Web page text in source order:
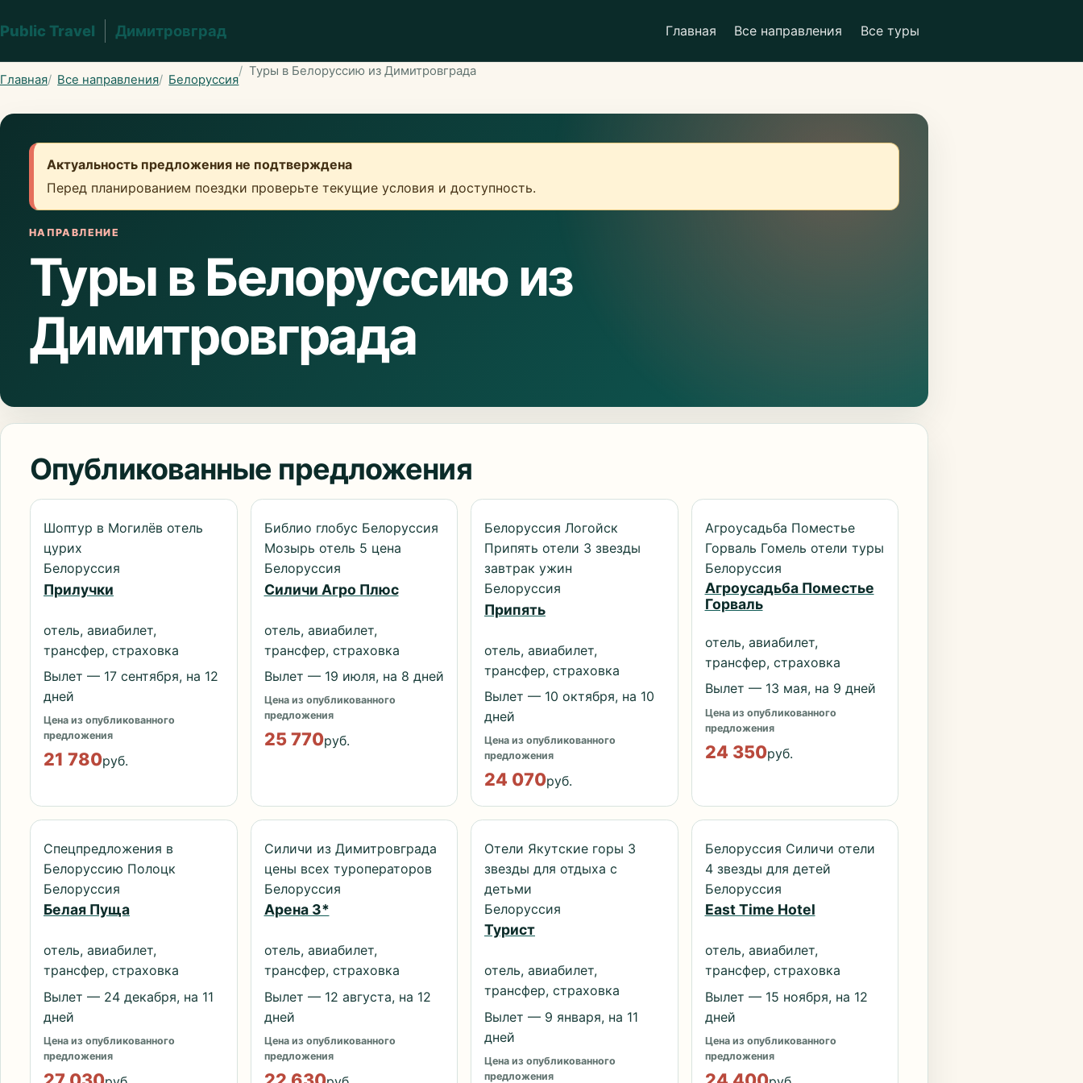
Public Travel Димитровград Главная Все направления Все туры
Главная Все направления Белоруссия
Туры в Белоруссию из Димитровграда
Актуальность предложения не подтверждена
Перед планированием поездки проверьте текущие условия и доступность.
НАПРАВЛЕНИЕ
Туры в Белоруссию из
Димитровграда
Опубликованные предложения
Шоптур в Могилёв отель
цурих
Белоруссия
Прилучки
отель, авиабилет,
трансфер, страховка
Вылет — 17 сентября, на 12
дней
Цена из опубликованного
предложения
21 780руб.
Библио глобус Белоруссия
Мозырь отель 5 цена
Белоруссия
Силичи Агро Плюс
отель, авиабилет,
трансфер, страховка
Вылет — 19 июля, на 8 дней
Цена из опубликованного
предложения
25 770руб.
Белоруссия Логойск
Припять отели 3 звезды
завтрак ужин
Белоруссия
Припять
отель, авиабилет,
трансфер, страховка
Вылет — 10 октября, на 10
дней
Цена из опубликованного
предложения
24 070руб.
Агроусадьба Поместье
Горваль Гомель отели туры
Белоруссия
Агроусадьба Поместье
Горваль
отель, авиабилет,
трансфер, страховка
Вылет — 13 мая, на 9 дней
Цена из опубликованного
предложения
24 350руб.
Спецпредложения в
Белоруссию Полоцк
Белоруссия
Белая Пуща
отель, авиабилет,
трансфер, страховка
Вылет — 24 декабря, на 11
дней
Цена из опубликованного
предложения
Силичи из Димитровграда
цены всех туроператоров
Белоруссия
Арена 3*
отель, авиабилет,
трансфер, страховка
Вылет — 12 августа, на 12
дней
Цена из опубликованного
предложения
Отели Якутские горы 3
звезды для отдыха с
детьми
Белоруссия
Турист
отель, авиабилет,
трансфер, страховка
Вылет — 9 января, на 11
дней
Цена из опубликованного
предложения
Белоруссия Силичи отели
4 звезды для детей
Белоруссия
East Time Hotel
отель, авиабилет,
трансфер, страховка
Вылет — 15 ноября, на 12
дней
Цена из опубликованного
предложения